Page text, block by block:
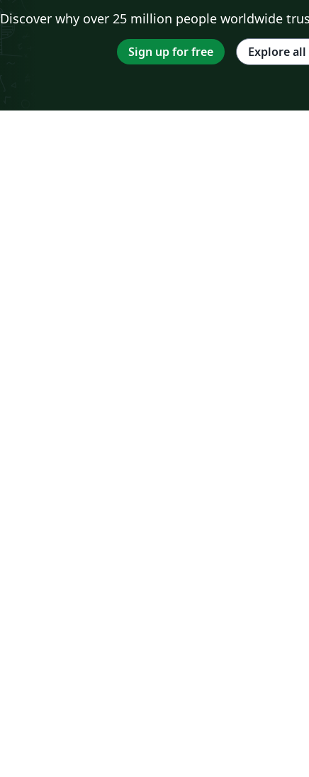
Discover why over 25 million people worldwide
Sign up for free Explore